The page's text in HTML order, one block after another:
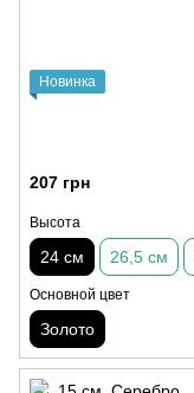
Новинка
207 грн
Высота
24 см 26,5 см
Основной цвет
Золото